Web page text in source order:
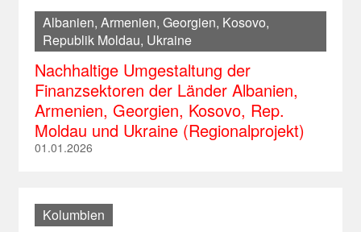
Albanien, Armenien, Georgien, Kosovo,
Republik Moldau, Ukraine
Nachhaltige Umgestaltung der
Finanzsektoren der Länder Albanien,
Armenien, Georgien, Kosovo, Rep.
Moldau und Ukraine (Regionalprojekt)
01.01.2026
Kolumbien